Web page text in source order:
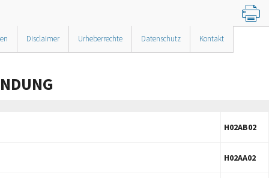
Disclaimer Urheberrechte Datenschutz Kontakt
H02AB02
H02AA02